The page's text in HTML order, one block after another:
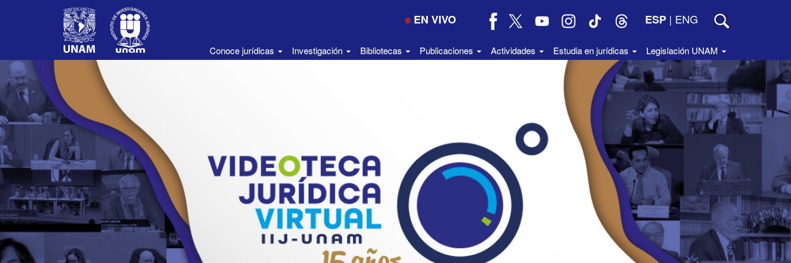
EN VIVO ESP | ENG
Conoce jurídicas Investigación Bibliotecas Publicaciones Actividades Estudia en jurídicas Legislación UNAM